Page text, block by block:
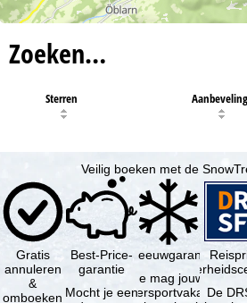
Zoeken…
Sterren Aanbeveling
Veilig boeken met de
Gratis
annuleren
&
omboeken
Best-Price-
garantie
Mocht je een
Sneeuwgarantie
Je mag jouw
wintersportvakantie
De